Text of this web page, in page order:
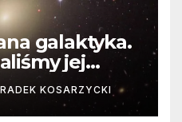
galaktyka.
jej
RADEK KOSARZYCKI